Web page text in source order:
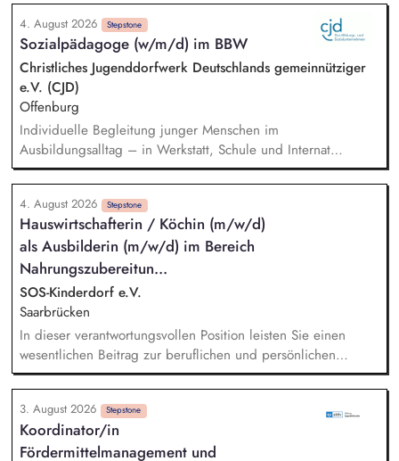
4. August 2026 Stepstone
Sozialpädagoge (w/m/d) im BBW
Christliches Jugenddorfwerk Deutschlands gemeinnütziger
e.V. (CJD)
Offenburg
Individuelle Begleitung junger Menschen im
Ausbildungsalltag – in Werkstatt, Schule und Internat
Gruppenangebote gestalten, die soziale Kompetenzen und
Gemeinschaft fördern Durchführung von sozialpädagogischer
Gruppenarbeit Vermittlung von lebenspraktischen
Kompetenzen Mitwirkung an der Rehaplanung im
interdisziplinären Team Lebenspraktische Unterstützung in
Alltagsfragen – mit dem Ziel, Selbstständigkeit zu stärken
Krisenintervention und Unterstützung in schwierigen
Lebenslagen Begleitung zu Terminen (z. B. Ämter, Arzt,
Beratung)
4. August 2026 Stepstone
Hauswirtschafterin / Köchin (m/w/d)
als Ausbilderin (m/w/d) im Bereich
Nahrungszubereitun...
SOS-Kinderdorf e.V.
Saarbrücken
In dieser verantwortungsvollen Position leisten Sie einen
wesentlichen Beitrag zur beruflichen und persönlichen
Entwicklung junger Menschen mit besonderem Förderbedarf.
Sie kombinieren Ihre kulinarischen Fähigkeiten mit
pädagogischem Gespür und tragen dazu bei, Perspektiven
zu schaffen, Selbstvertrauen zu stärken und Fähigkeiten zu
entfalten. Sie vermitteln mit Begeisterung praktische und
3. August 2026 Stepstone
Koordinator/in
Fördermittelmanagement und